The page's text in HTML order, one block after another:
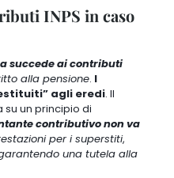
INPS in caso
succede ai contributi
alla pensione. I
agli eredi. Il
un principio di
contributivo non va
per i superstiti,
una tutela alla